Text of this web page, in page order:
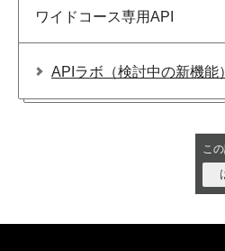
ワイドコース専用API
APIラボ​（検討中の​新機能）
こ